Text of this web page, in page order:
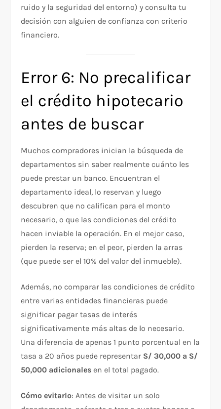
ruido y la seguridad del entorno) y consulta tu
decisión con alguien de confianza con criterio
financiero.
Error 6: No precalificar
el crédito hipotecario
antes de buscar
Muchos compradores inician la búsqueda de
departamentos sin saber realmente cuánto les
puede prestar un banco. Encuentran el
departamento ideal, lo reservan y luego
descubren que no califican para el monto
necesario, o que las condiciones del crédito
hacen inviable la operación. En el mejor caso,
pierden la reserva; en el peor, pierden la arras
(que puede ser el 10% del valor del inmueble).
Además, no comparar las condiciones de crédito
entre varias entidades financieras puede
significar pagar tasas de interés
significativamente más altas de lo necesario.
Una diferencia de apenas 1 punto porcentual en la
tasa a 20 años puede representar S/ 30,000 a S/
50,000 adicionales en el total pagado.
Cómo evitarlo: Antes de visitar un solo